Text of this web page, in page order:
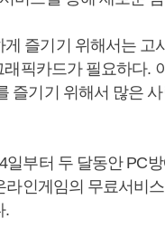
즐기기 위해서는
픽카드가 필요하다.
즐기기 위해서 많은
일부터 두 달동안 PC
라인게임의 무료서비
.